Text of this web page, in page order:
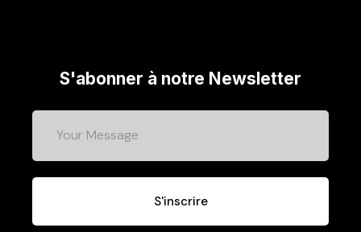
S'abonner à notre Newsletter
S'inscrire